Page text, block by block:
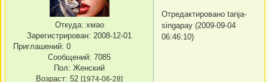
Откуда: хмао
Зарегистрирован: 2008-12-01
Приглашений: 0
Сообщений: 7085
Пол: Женский
Возраст: 52 [1974-06-28]
Отредактировано tanja-
singapay (2009-09-04
06:46:10)